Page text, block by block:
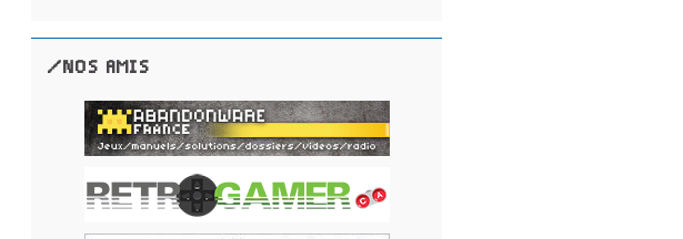
/NOS AMIS